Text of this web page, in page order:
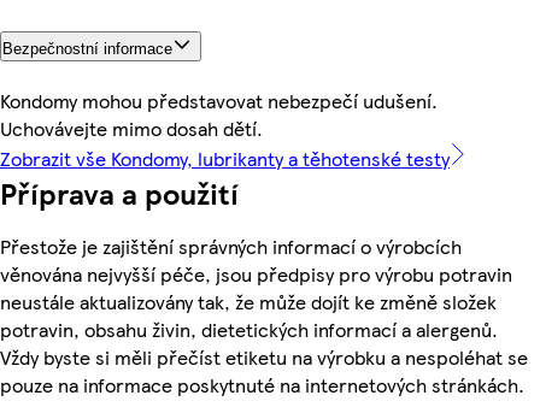
Bezpečnostní informace
Kondomy mohou představovat nebezpečí udušení.
Uchovávejte mimo dosah dětí.
Zobrazit vše Kondomy, lubrikanty a těhotenské testy
Příprava a použití
Přestože je zajištění správných informací o výrobcích
věnována nejvyšší péče, jsou předpisy pro výrobu potravin
neustále aktualizovány tak, že může dojít ke změně složek
potravin, obsahu živin, dietetických informací a alergenů.
Vždy byste si měli přečíst etiketu na výrobku a nespoléhat se
pouze na informace poskytnuté na internetových stránkách.